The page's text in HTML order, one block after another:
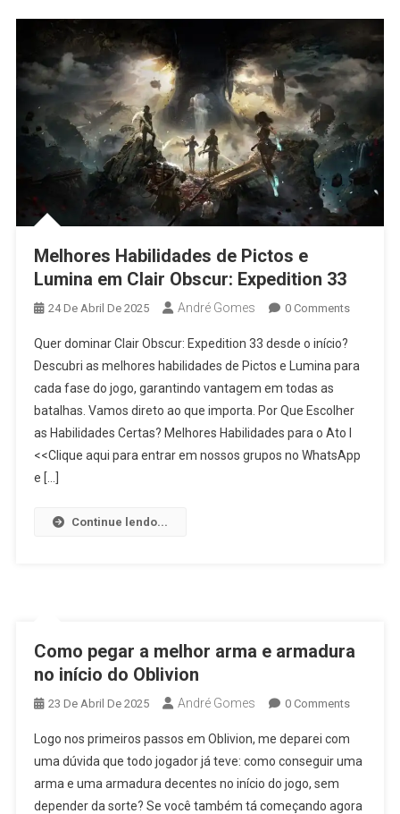
Melhores Habilidades de Pictos e
Lumina em Clair Obscur: Expedition 33
24 De Abril De 2025 André Gomes 0 Comments
Quer dominar Clair Obscur: Expedition 33 desde o início?
Descubri as melhores habilidades de Pictos e Lumina para
cada fase do jogo, garantindo vantagem em todas as
batalhas. Vamos direto ao que importa. Por Que Escolher
as Habilidades Certas? Melhores Habilidades para o Ato I
<<Clique aqui para entrar em nossos grupos no WhatsApp
e […]
Continue lendo...
Como pegar a melhor arma e armadura
no início do Oblivion
23 De Abril De 2025 André Gomes 0 Comments
Logo nos primeiros passos em Oblivion, me deparei com
uma dúvida que todo jogador já teve: como conseguir uma
arma e uma armadura decentes no início do jogo, sem
depender da sorte? Se você também tá começando agora